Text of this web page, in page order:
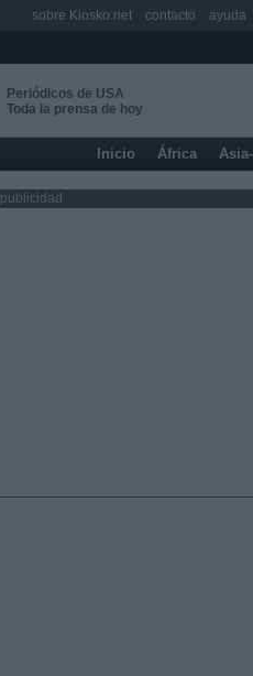
Periódicos de USA
Toda la prensa de hoy
Inicio África
publicidad
sobre Kiosko.net contacto ayuda